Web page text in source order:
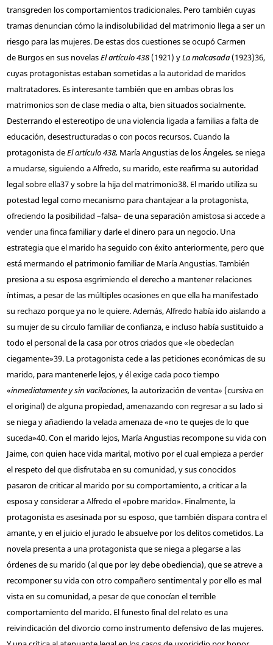
transgreden los comportamientos tradicionales. Pero también cuyas
tramas denuncian cómo la indisolubilidad del matrimonio llega a ser un
riesgo para las mujeres. De estas dos cuestiones se ocupó Carmen
de Burgos en sus novelasEl artículo 438(1921) yLa malcasada(1923)36,
cuyas protagonistas estaban sometidas a la autoridad de maridos
maltratadores. Es interesante también que en ambas obras los
matrimonios son de clase media o alta, bien situados socialmente.
Desterrando el estereotipo de una violencia ligada a familias a falta de
educación, desestructuradas o con pocos recursos. Cuando la
protagonista deEl artículo 438, María Angustias de los Ángeles, se niega
a mudarse, siguiendo a Alfredo, su marido, este reafirma su autoridad
legal sobre ella37y sobre la hija del matrimonio38. El marido utiliza su
potestad legal como mecanismo para chantajear a la protagonista,
ofreciendo la posibilidad –falsa– de una separación amistosa si accede a
vender una finca familiar y darle el dinero para un negocio. Una
estrategia que el marido ha seguido con éxito anteriormente, pero que
está mermando el patrimonio familiar de María Angustias. También
presiona a su esposa esgrimiendo el derecho a mantener relaciones
íntimas, a pesar de las múltiples ocasiones en que ella ha manifestado
su rechazo porque ya no le quiere. Además, Alfredo había ido aislando a
su mujer de su círculo familiar de confianza, e incluso había sustituido a
todo el personal de la casa por otros criados que «le obedecían
ciegamente»39. La protagonista cede a las peticiones económicas de su
marido, para mantenerle lejos, y él exige cada poco tiempo
«inmediatamente y sin vacilaciones, la autorización de venta» (cursiva en
el original) de alguna propiedad, amenazando con regresar a su lado si
se niega y añadiendo la velada amenaza de «no te quejes de lo que
suceda»40. Con el marido lejos, María Angustias recompone su vida con
Jaime, con quien hace vida marital, motivo por el cual empieza a perder
el respeto del que disfrutaba en su comunidad, y sus conocidos
pasaron de criticar al marido por su comportamiento, a criticar a la
esposa y considerar a Alfredo el «pobre marido». Finalmente, la
protagonista es asesinada por su esposo, que también dispara contra el
amante, y en el juicio el jurado le absuelve por los delitos cometidos. La
novela presenta a una protagonista que se niega a plegarse a las
órdenes de su marido (al que por ley debe obediencia), que se atreve a
recomponer su vida con otro compañero sentimental y por ello es mal
vista en su comunidad, a pesar de que conocían el terrible
comportamiento del marido. El funesto final del relato es una
reivindicación del divorcio como instrumento defensivo de las mujeres.